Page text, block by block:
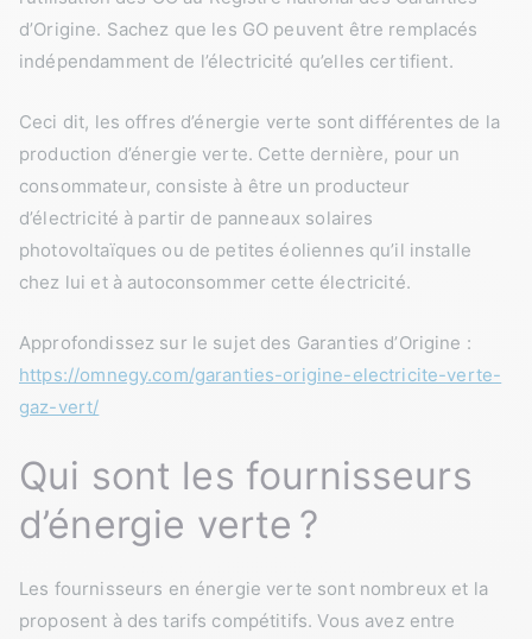
d’Origine. Sachez que les GO peuvent être remplacés
indépendamment de l’électricité qu’elles certifient.
Ceci dit, les offres d’énergie verte sont différentes de la
production d’énergie verte. Cette dernière, pour un
consommateur, consiste à être un producteur
d’électricité à partir de panneaux solaires
photovoltaïques ou de petites éoliennes qu’il installe
chez lui et à autoconsommer cette électricité.
Approfondissez sur le sujet des Garanties d’Origine :
https://omnegy.com/garanties-origine-electricite-verte-
gaz-vert/
Qui sont les fournisseurs
d’énergie verte ?
Les fournisseurs en énergie verte sont nombreux et la
proposent à des tarifs compétitifs. Vous avez entre